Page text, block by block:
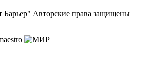
Авторские права защищены